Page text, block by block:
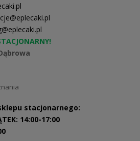
stacjonarnego:
14:00-17:00